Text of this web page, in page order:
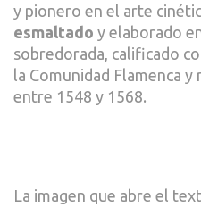
y pionero en el arte
esmaltado y elaborado
sobredorada, calificado
la Comunidad Flamenca
entre 1548 y 1568.
La imagen que abre el